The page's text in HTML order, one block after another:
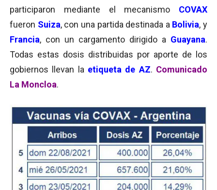
participaron mediante el mecanismo COVAX
fueron Suiza, con una partida destinada a Bolivia, y
Francia, con un cargamento dirigido a Guayana.
Todas estas dosis distribuidas por aporte de los
gobiernos llevan la etiqueta de AZ. Comunicado
La Moncloa.